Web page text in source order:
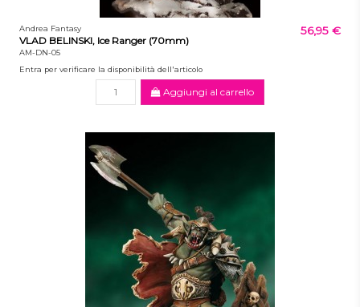
Andrea Fantasy
VLAD BELINSKI, Ice Ranger (70mm)
AM-DN-05
56,95 €
Entra per verificare la disponibilità dell'articolo
Aggiungi al carrello